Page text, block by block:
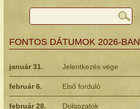
FONTOS DÁTUMOK 2026-BAN
január 31. Jelentkezés vége
február 6. Első forduló
február 28.
Dolgozatok